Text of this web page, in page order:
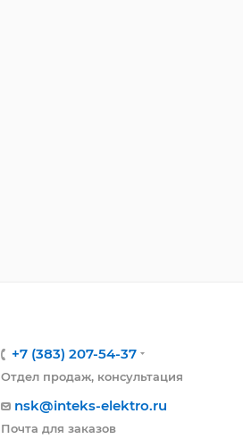
+7 (383) 207-54-37
Отдел продаж, консультация
nsk@inteks-elektro.ru
Почта для заказов